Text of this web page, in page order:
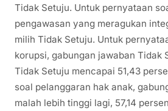
Tidak Setuju. Untuk pernyataan
pengawasan yang meragukan
milih Tidak Setuju. Untuk
korupsi, gabungan jawaban Tidak
Tidak Setuju mencapai 51,43
soal pelanggaran hak anak,
malah lebih tinggi lagi, 57,14